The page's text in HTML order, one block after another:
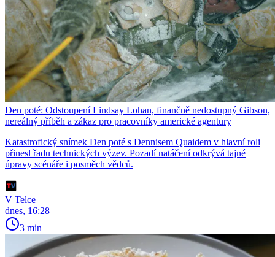
Den poté: Odstoupení Lindsay Lohan, finančně nedostupný Gibson,
nereálný příběh a zákaz pro pracovníky americké agentury
Katastrofický snímek Den poté s Dennisem Quaidem v hlavní roli
přinesl řadu technických výzev. Pozadí natáčení odkrývá tajné
úpravy scénáře i posměch vědců.
V Telce
dnes, 16:28
3 min